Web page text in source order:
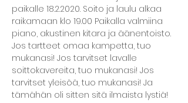
paikalle 18.2.2020. Soito ja laulu alkaa
raikamaan klo 19.00 Paikalla valmiina
piano, akustinen kitara ja äänentoisto.
Jos tartteet omaa kampetta, tuo
mukanasi! Jos tarvitset lavalle
soittokavereita, tuo mukanasi! Jos
tarvitset yleisöä, tuo mukanasi! Ja
tämähän oli sitten sitä ilmaista lystiä!